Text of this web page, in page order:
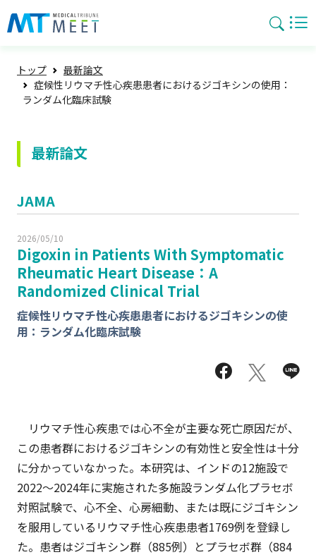
トップ
最新論文
症候性リウマチ性心疾患患者におけるジゴキシンの使用：
ランダム化臨床試験
最新論文
JAMA
2026/05/10
Digoxin in Patients With Symptomatic
Rheumatic Heart Disease：A
Randomized Clinical Trial
症候性リウマチ性心疾患患者におけるジゴキシンの使
用：ランダム化臨床試験
リウマチ性心疾患では心不全が主要な死亡原因だが、
この患者群におけるジゴキシンの有効性と安全性は十分
に分かっていなかった。本研究は、インドの12施設で
2022～2024年に実施された多施設ランダム化プラセボ
対照試験で、心不全、心房細動、または既にジゴキシン
を服用しているリウマチ性心疾患患者1769例を登録し
た。患者はジゴキシン群（885例）とプラセボ群（884